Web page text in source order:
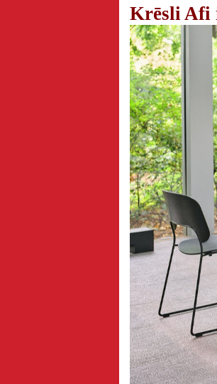
Krēsli Afi